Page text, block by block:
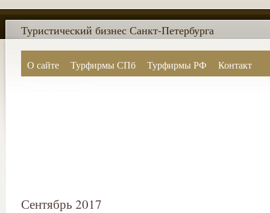
О сайте Турфирмы СПб Турфирмы РФ
Контакт
Туристический бизнес Санкт-Петербурга
Сентябрь 2017